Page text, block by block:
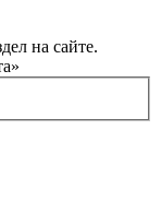
на сайте.
»